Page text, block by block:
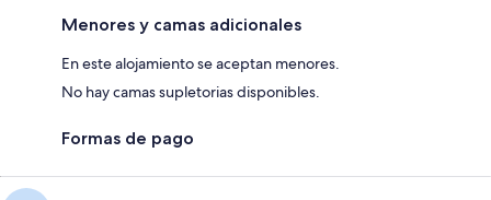
Menores y camas adicionales
En este alojamiento se aceptan menores.
No hay camas supletorias disponibles.
Formas de pago